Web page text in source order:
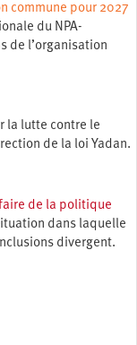
commune pour 2027
du NPA-
de l’organisation
la lutte contre le
de la loi Yadan.
de la politique
dans laquelle
divergent.